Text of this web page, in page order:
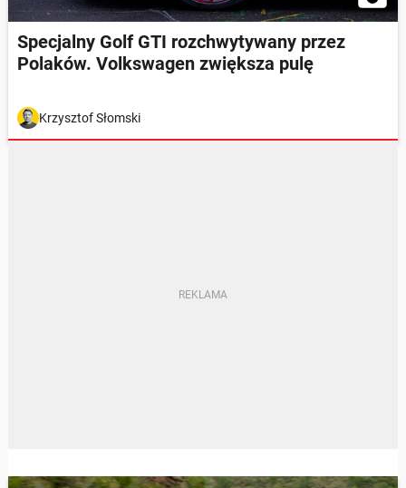
Specjalny Golf GTI rozchwytywany przez
Polaków. Volkswagen zwiększa pulę
Krzysztof Słomski